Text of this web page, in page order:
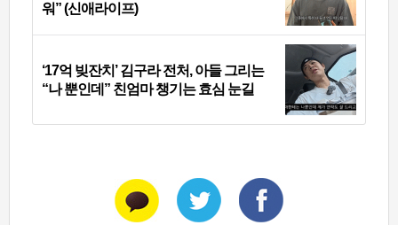
워” (신애라이프)
‘17억 빚잔치’ 김구라 전처, 아들 그리는
“나 뿐인데” 친엄마 챙기는 효심 눈길